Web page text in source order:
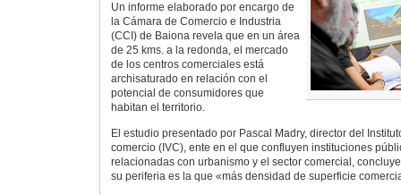
Un informe elaborado por encargo de
la Cámara de Comercio e Industria
(CCI) de Baiona revela que en un área
de 25 kms. a la redonda, el mercado
de los centros comerciales está
archisaturado en relación con el
potencial de consumidores que
habitan el territorio.
El estudio presentado por Pascal Madry, director del
comercio (IVC), ente en el que confluyen instituciones
relacionadas con urbanismo y el sector comercial,
su periferia es la que «más densidad de superficie